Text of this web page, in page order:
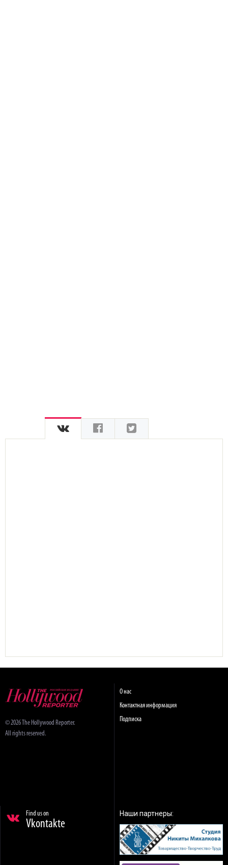
© 2026 The Hollywood Reporter.
All rights reserved.
О нас
Контактная информация
Подписка
Find us on
Vkontakte
Наши партнеры: